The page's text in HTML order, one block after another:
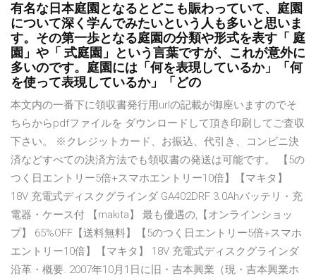
有名な日本庭園となるとどこも賑わっていて、庭園
について深く学んでみたいという人も多いと思いま
す。その第一歩となる庭園の分類や形式を表す「 庭
園」や「 式庭園」という言葉ですが、これが意外に
多いのです。庭園には「何を表現しているか」「何
を使って表現しているか」「どの
本文内の一番下に領収書発行用urlの記載が御座いますのでそ
ちらからpdfファイルを ダウンロードして頂き印刷してご査収
下さい。 ※クレジットカード、お振込、代引き、コンビニ決
済などすべての決済方法でも領収書の発送は可能です。 【5の
つく日エントリー5倍+スマホエントリー10倍】【マキタ】
18V 充電式ディスクグラインダ GA402DRF 3.0Ahバッテリ・充
電器・ケース付 【makita】 最も優遇の,【オンラインショッ
プ】 65%OFF【送料無料】【5のつく日エントリー5倍+スマホ
エントリー10倍】【マキタ】 18V 充電式ディスクグラインダ
沿革・概要. 2007年10月1日に旧・吉本興業（現・吉本興業ホ